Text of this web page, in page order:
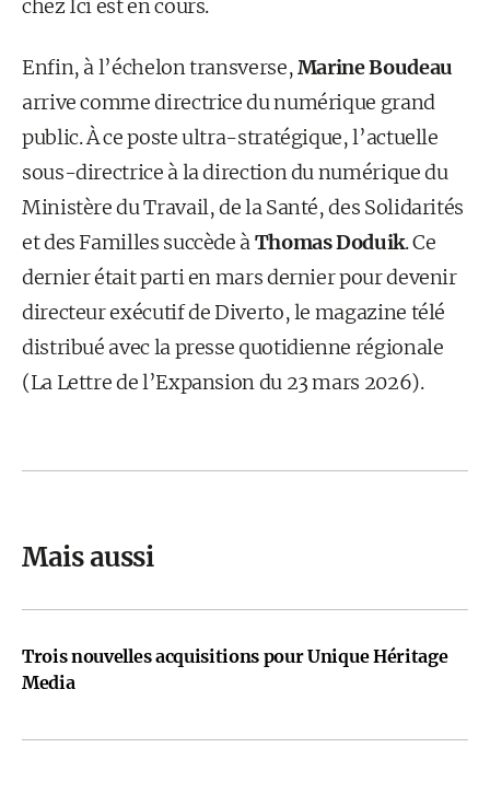
chez Ici est en cours.
Enfin, à l’échelon transverse,Marine Boudeau
arrive comme directrice du numérique grand
public. À ce poste ultra-stratégique, l’actuelle
sous-directrice à la direction du numérique du
Ministère du Travail, de la Santé, des Solidarités
et des Familles succède àThomas Doduik. Ce
dernier était parti en mars dernier pour devenir
directeur exécutif de Diverto, le magazine télé
distribué avec la presse quotidienne régionale
(La Lettre de l’Expansion du 23 mars 2026).
Mais aussi
Trois nouvelles acquisitions pour Unique Héritage
Media